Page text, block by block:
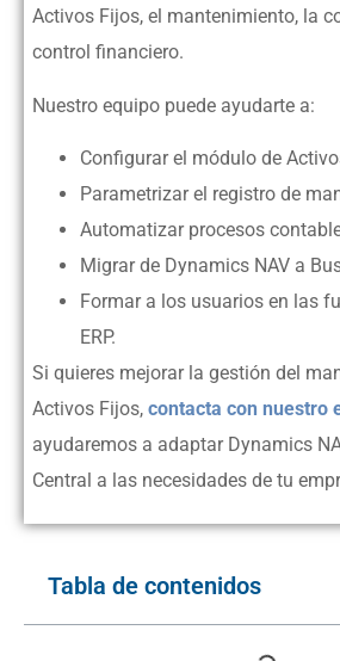
Activos Fijos, el mantenimiento, la
control financiero.
Nuestro equipo puede ayudarte a:
Configurar el módulo de
Parametrizar el registro de
Automatizar procesos
Migrar de Dynamics NAV a
Formar a los usuarios en las
ERP.
Si quieres mejorar la gestión del
Activos Fijos, contacta con nuestro
ayudaremos a adaptar Dynamics
Central a las necesidades de tu
Tabla de contenidos